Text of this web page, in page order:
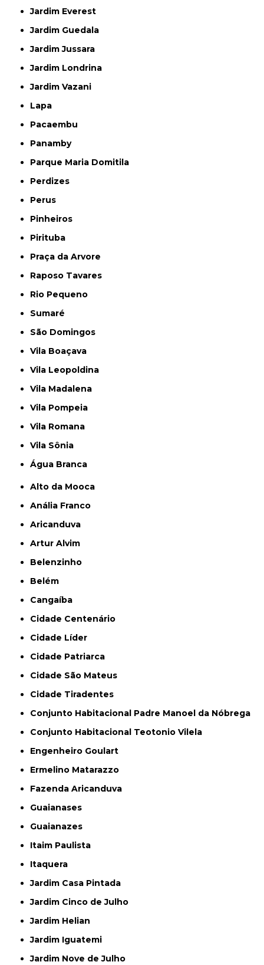
Jardim Everest
Jardim Guedala
Jardim Jussara
Jardim Londrina
Jardim Vazani
Lapa
Pacaembu
Panamby
Parque Maria Domitila
Perdizes
Perus
Pinheiros
Pirituba
Praça da Arvore
Raposo Tavares
Rio Pequeno
Sumaré
São Domingos
Vila Boaçava
Vila Leopoldina
Vila Madalena
Vila Pompeia
Vila Romana
Vila Sônia
Água Branca
Alto da Mooca
Anália Franco
Aricanduva
Artur Alvim
Belenzinho
Belém
Cangaíba
Cidade Centenário
Cidade Líder
Cidade Patriarca
Cidade São Mateus
Cidade Tiradentes
Conjunto Habitacional Padre Manoel da Nóbrega
Conjunto Habitacional Teotonio Vilela
Engenheiro Goulart
Ermelino Matarazzo
Fazenda Aricanduva
Guaianases
Guaianazes
Itaim Paulista
Itaquera
Jardim Casa Pintada
Jardim Cinco de Julho
Jardim Helian
Jardim Iguatemi
Jardim Nove de Julho